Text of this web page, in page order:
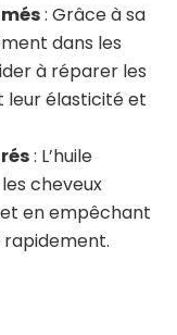
: Grâce à sa
dans les
à réparer les
leur élasticité et
: L’huile
cheveux
en empêchant
rapidement.